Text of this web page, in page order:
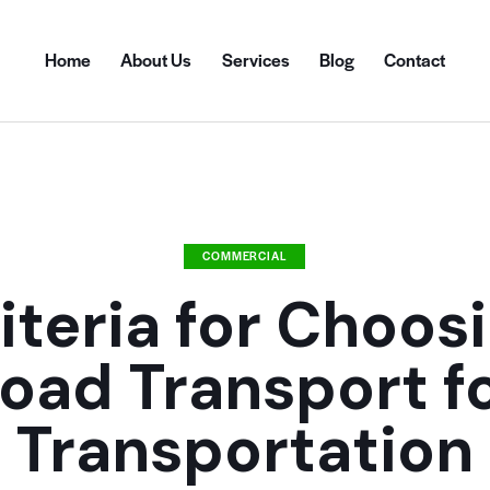
Home About Us Services Blog Contact
COMMERCIAL
for
Transport
Transportation